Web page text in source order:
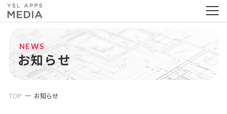
NEWS
お知らせ
TOP お知らせ